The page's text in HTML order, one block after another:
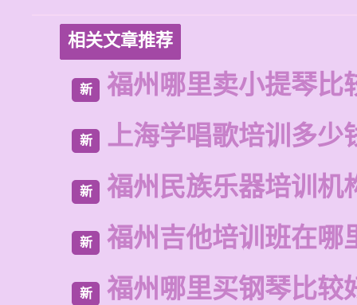
相关文章推荐
新 福州哪里卖小提琴比
新 上海学唱歌培训多少
新 福州民族乐器培训机
新 福州吉他培训班在哪
新 福州哪里买钢琴比较